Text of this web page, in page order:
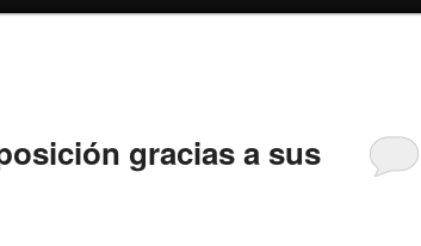
gracias a sus